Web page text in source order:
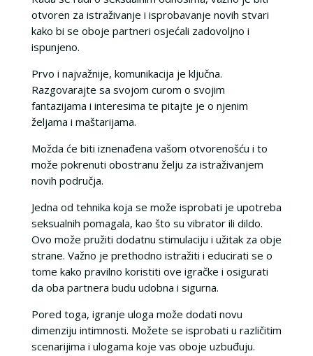
otvoren za istraživanje i isprobavanje novih stvari
kako bi se oboje partneri osjećali zadovoljno i
ispunjeno.
Prvo i najvažnije, komunikacija je ključna.
Razgovarajte sa svojom curom o svojim
fantazijama i interesima te pitajte je o njenim
željama i maštarijama.
Možda će biti iznenađena vašom otvorenošću i to
može pokrenuti obostranu želju za istraživanjem
novih područja.
Jedna od tehnika koja se može isprobati je upotreba
seksualnih pomagala, kao što su vibrator ili dildo.
Ovo može pružiti dodatnu stimulaciju i užitak za obje
strane. Važno je prethodno istražiti i educirati se o
tome kako pravilno koristiti ove igračke i osigurati
da oba partnera budu udobna i sigurna.
Pored toga, igranje uloga može dodati novu
dimenziju intimnosti. Možete se isprobati u različitim
scenarijima i ulogama koje vas oboje uzbuđuju.